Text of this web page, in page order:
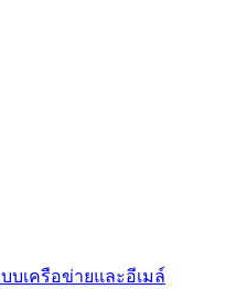
บเครือข่ายและอีเมล์